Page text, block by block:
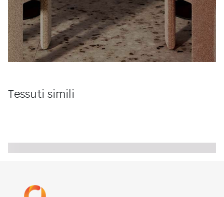
Tessuti simili